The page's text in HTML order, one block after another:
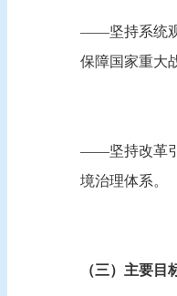
——坚持系统观
保障国家重大
——坚持改革引
境治理体系。
（三）主要目